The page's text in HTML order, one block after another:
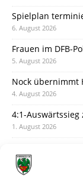
Spielplan
6. August 2026
Frauen im DFB-
5. August 2026
Nock übernimmt
4. August 2026
4:1-
1. August 2026
31. Juli 2026